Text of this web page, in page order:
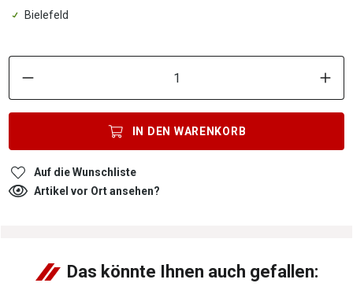
Bielefeld
IN DEN WARENKORB
Auf die Wunschliste
Artikel vor Ort ansehen?
Das könnte Ihnen auch gefallen: